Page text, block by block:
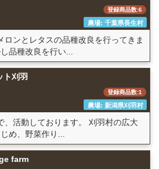
登録商品数:6
農場: 千葉県長生村
ロンとレタスの品種改良を行ってきま
品種改良を行い...
ト刈羽
登録商品数:1
農場: 新潟県刈羽村
、活動しております。 刈羽村の広大
め、野菜作り...
farm